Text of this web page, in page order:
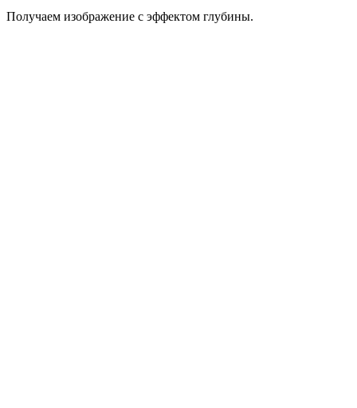
Получаем изображение с эффектом глубины.